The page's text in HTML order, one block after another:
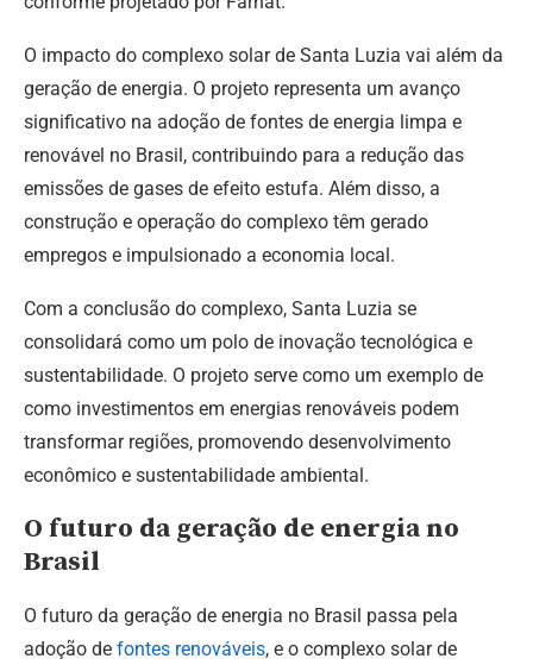
O impacto do complexo solar de Santa Luzia vai além da
geração de energia. O projeto representa um avanço
significativo na adoção de fontes de energia limpa e
renovável no Brasil, contribuindo para a redução das
emissões de gases de efeito estufa. Além disso, a
construção e operação do complexo têm gerado
empregos e impulsionado a economia local.
Com a conclusão do complexo, Santa Luzia se
consolidará como um polo de inovação tecnológica e
sustentabilidade. O projeto serve como um exemplo de
como investimentos em energias renováveis podem
transformar regiões, promovendo desenvolvimento
econômico e sustentabilidade ambiental.
O futuro da geração de energia no
Brasil
O futuro da geração de energia no Brasil passa pela
adoção de fontes renováveis, e o complexo solar de